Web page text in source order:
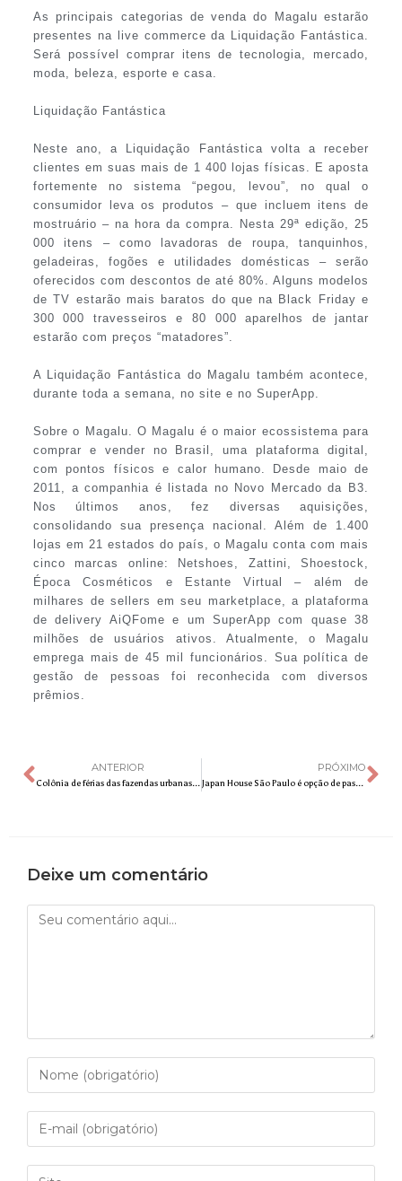
As principais categorias de venda do Magalu estarão
presentes na live commerce da Liquidação Fantástica.
Será possível comprar itens de tecnologia, mercado,
moda, beleza, esporte e casa.
Liquidação Fantástica
Neste ano, a Liquidação Fantástica volta a receber
clientes em suas mais de 1 400 lojas físicas. E aposta
fortemente no sistema “pegou, levou”, no qual o
consumidor leva os produtos – que incluem itens de
mostruário – na hora da compra. Nesta 29ª edição, 25
000 itens – como lavadoras de roupa, tanquinhos,
geladeiras, fogões e utilidades domésticas – serão
oferecidos com descontos de até 80%. Alguns modelos
de TV estarão mais baratos do que na Black Friday e
300 000 travesseiros e 80 000 aparelhos de jantar
estarão com preços “matadores”.
A Liquidação Fantástica do Magalu também acontece,
durante toda a semana, no site e no SuperApp.
Sobre o Magalu. O Magalu é o maior ecossistema para
comprar e vender no Brasil, uma plataforma digital,
com pontos físicos e calor humano. Desde maio de
2011, a companhia é listada no Novo Mercado da B3.
Nos últimos anos, fez diversas aquisições,
consolidando sua presença nacional. Além de 1.400
lojas em 21 estados do país, o Magalu conta com mais
cinco marcas online: Netshoes, Zattini, Shoestock,
Época Cosméticos e Estante Virtual – além de
milhares de sellers em seu marketplace, a plataforma
de delivery AiQFome e um SuperApp com quase 38
milhões de usuários ativos. Atualmente, o Magalu
emprega mais de 45 mil funcionários. Sua política de
gestão de pessoas foi reconhecida com diversos
prêmios.
ANTERIOR
Colônia de férias das fazendas urbanas BeGreen é diversão garantida para a criançada
PRÓXIMO
Japan House São Paulo é opção de passeio gratuito em janeiro
Deixe um comentário